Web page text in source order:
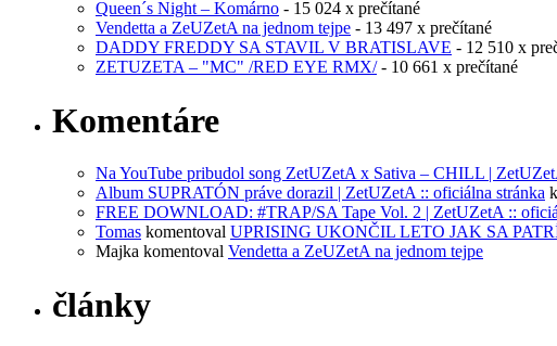
Queen´s Night – Komárno - 15 024 x prečítané
Vendetta a ZeUZetA na jednom tejpe - 13 497 x prečítané
DADDY FREDDY SA STAVIL V BRATISLAVE - 12 510 x
ZETUZETA – "MC" /RED EYE RMX/- 10 661 x prečítané
Komentáre
Na YouTube pribudol song ZetUZetA x Sativa – CHILL |
Album SUPRATÓN práve dorazil | ZetUZetA :: oficiálna stránka
FREE DOWNLOAD: #TRAP/SA Tape Vol. 2 | ZetUZetA ::
Tomas komentoval UPRISING UKONČIL LETO JAK SA
Majka komentoval Vendetta a ZeUZetA na jednom tejpe
články